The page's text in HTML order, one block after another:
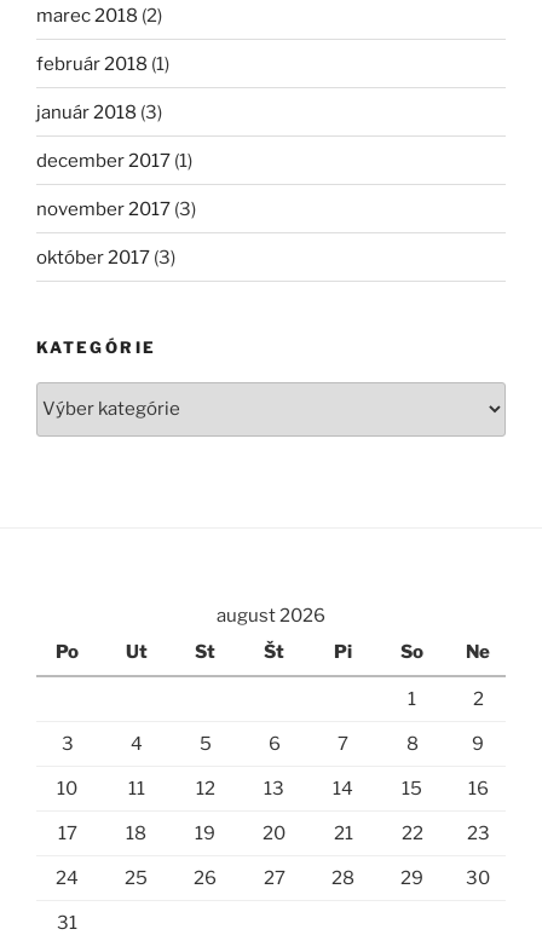
marec 2018 (2)
február 2018 (1)
január 2018 (3)
december 2017 (1)
november 2017 (3)
október 2017 (3)
KATEGÓRIE
Kategórie
august 2026
Po
Ut St Št Pi So Ne
1 2
3 4 5 6 7 8 9
10 11 12 13 14 15 16
17 18 19 20 21 22 23
24 25 26 27 28 29 30
31